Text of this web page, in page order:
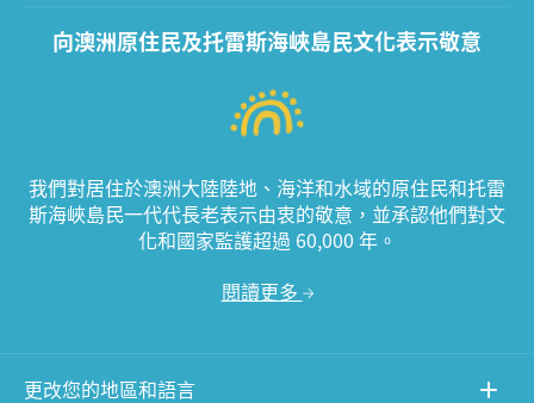
向澳洲原住民及托雷斯海峽島民文化表示敬意
我們對居住於澳洲大陸陸地、海洋和水域的原住民和托雷
斯海峽島民一代代長老表示由衷的敬意，並承認他們對文
化和國家監護超過 60,000 年。
閱讀更多
更改您的地區和語言